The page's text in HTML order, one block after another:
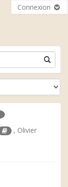
Connexion
, Olivier